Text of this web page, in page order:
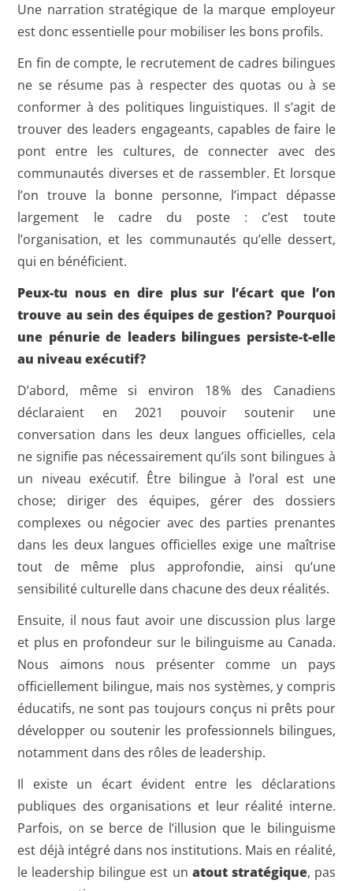
Une narration stratégique de la marque employeur
est donc essentielle pour mobiliser les bons profils.
En fin de compte, le recrutement de cadres bilingues
ne se résume pas à respecter des quotas ou à se
conformer à des politiques linguistiques. Il s’agit de
trouver des leaders engageants, capables de faire le
pont entre les cultures, de connecter avec des
communautés diverses et de rassembler. Et lorsque
l’on trouve la bonne personne, l’impact dépasse
largement le cadre du poste : c’est toute
l’organisation, et les communautés qu’elle dessert,
qui en bénéficient.
Peux-tu nous en dire plus sur l’écart que l’on
trouve au sein des équipes de gestion? Pourquoi
une pénurie de leaders bilingues persiste-t-elle
au niveau exécutif?
D’abord, même si environ 18 % des Canadiens
déclaraient en 2021 pouvoir soutenir une
conversation dans les deux langues officielles, cela
ne signifie pas nécessairement qu’ils sont bilingues à
un niveau exécutif. Être bilingue à l’oral est une
chose; diriger des équipes, gérer des dossiers
complexes ou négocier avec des parties prenantes
dans les deux langues officielles exige une maîtrise
tout de même plus approfondie, ainsi qu’une
sensibilité culturelle dans chacune des deux réalités.
Ensuite, il nous faut avoir une discussion plus large
et plus en profondeur sur le bilinguisme au Canada.
Nous aimons nous présenter comme un pays
officiellement bilingue, mais nos systèmes, y compris
éducatifs, ne sont pas toujours conçus ni prêts pour
développer ou soutenir les professionnels bilingues,
notamment dans des rôles de leadership.
Il existe un écart évident entre les déclarations
publiques des organisations et leur réalité interne.
Parfois, on se berce de l’illusion que le bilinguisme
est déjà intégré dans nos institutions. Mais en réalité,
le leadership bilingue est un atout stratégique, pas